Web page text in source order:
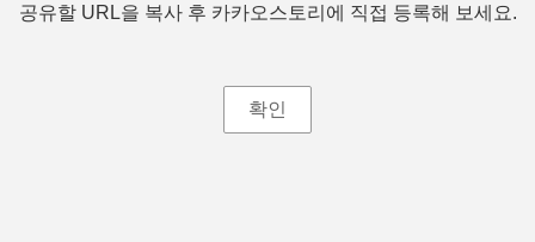
공유할 URL을 복사 후 카카오스토리에 직접 등록해 보세요.
확인